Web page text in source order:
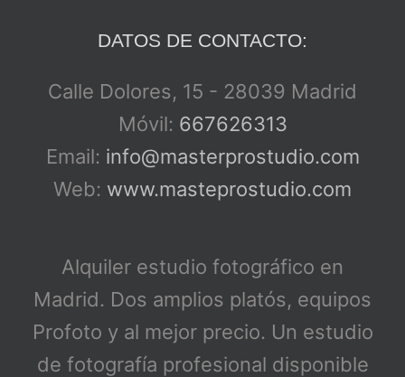
DATOS DE CONTACTO:
Calle Dolores, 15 - 28039 Madrid
Móvil: 667626313
Email: info@masterprostudio.com
Web: www.masteprostudio.com
Alquiler estudio fotográfico en
Madrid. Dos amplios platós, equipos
Profoto y al mejor precio. Un estudio
de fotografía profesional disponible